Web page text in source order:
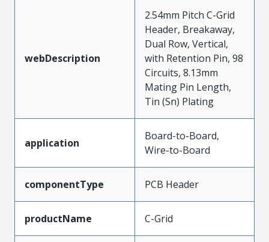
webDescription
2.54mm Pitch C-Grid
Header, Breakaway,
Dual Row, Vertical,
with Retention Pin, 98
Circuits, 8.13mm
Mating Pin Length,
Tin (Sn) Plating
application
Board-to-Board,
Wire-to-Board
componentType PCB Header
productName C-Grid